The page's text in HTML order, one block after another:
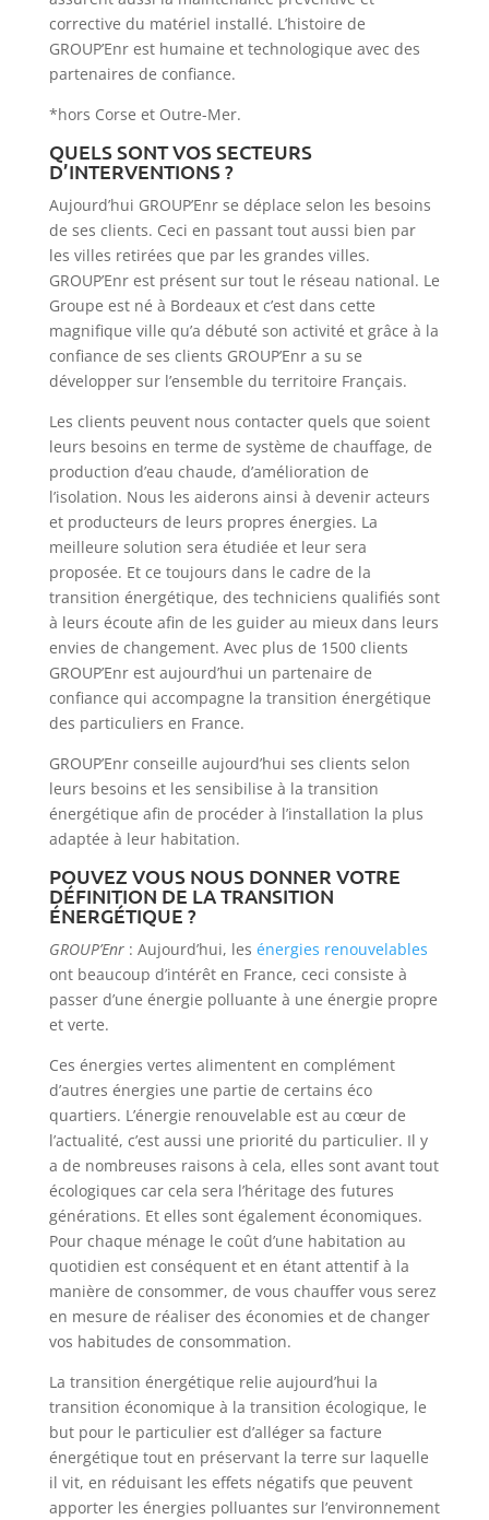
corrective du matériel installé. L’histoire de
GROUP’Enr est humaine et technologique avec des
partenaires de confiance.
*hors Corse et Outre-Mer.
QUELS SONT VOS SECTEURS
D’INTERVENTIONS ?
Aujourd’hui GROUP’Enr se déplace selon les besoins
de ses clients. Ceci en passant tout aussi bien par
les villes retirées que par les grandes villes.
GROUP’Enr est présent sur tout le réseau national. Le
Groupe est né à Bordeaux et c’est dans cette
magnifique ville qu’a débuté son activité et grâce à la
confiance de ses clients GROUP’Enr a su se
développer sur l’ensemble du territoire Français.
Les clients peuvent nous contacter quels que soient
leurs besoins en terme de système de chauffage, de
production d’eau chaude, d’amélioration de
l’isolation. Nous les aiderons ainsi à devenir acteurs
et producteurs de leurs propres énergies. La
meilleure solution sera étudiée et leur sera
proposée. Et ce toujours dans le cadre de la
transition énergétique, des techniciens qualifiés sont
à leurs écoute afin de les guider au mieux dans leurs
envies de changement. Avec plus de 1500 clients
GROUP’Enr est aujourd’hui un partenaire de
confiance qui accompagne la transition énergétique
des particuliers en France.
GROUP’Enr conseille aujourd’hui ses clients selon
leurs besoins et les sensibilise à la transition
énergétique afin de procéder à l’installation la plus
adaptée à leur habitation.
POUVEZ VOUS NOUS DONNER VOTRE
DÉFINITION DE LA TRANSITION
ÉNERGÉTIQUE ?
GROUP’Enr: Aujourd’hui, les énergies renouvelables
ont beaucoup d’intérêt en France, ceci consiste à
passer d’une énergie polluante à une énergie propre
et verte.
Ces énergies vertes alimentent en complément
d’autres énergies une partie de certains éco
quartiers. L’énergie renouvelable est au cœur de
l’actualité, c’est aussi une priorité du particulier. Il y
a de nombreuses raisons à cela, elles sont avant tout
écologiques car cela sera l’héritage des futures
générations. Et elles sont également économiques.
Pour chaque ménage le coût d’une habitation au
quotidien est conséquent et en étant attentif à la
manière de consommer, de vous chauffer vous serez
en mesure de réaliser des économies et de changer
vos habitudes de consommation.
La transition énergétique relie aujourd’hui la
transition économique à la transition écologique, le
but pour le particulier est d’alléger sa facture
énergétique tout en préservant la terre sur laquelle
il vit, en réduisant les effets négatifs que peuvent
apporter les énergies polluantes sur l’environnement